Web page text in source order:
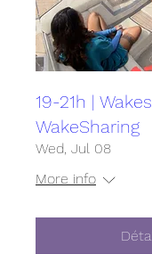
19-21h |
WakeSharing
Wed, Jul 08
More info